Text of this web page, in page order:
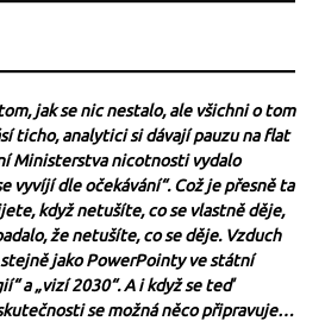
jak se nic nestalo, ale všichni o tom
ticho, analytici si dávají pauzu na flat
Ministerstva nicotnosti vydalo
vyvíjí dle očekávání“. Což je přesně ta
když netušíte, co se vlastně děje,
že netušíte, co se děje. Vzduch
jako PowerPointy ve státní
a „vizí 2030“. A i když se teď
se možná něco připravuje…